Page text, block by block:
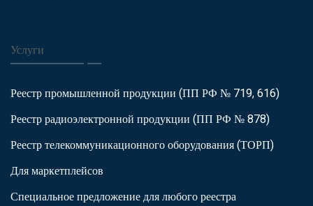
Услуги
Реестр промышленной продукции (ПП РФ № 719, 616)
Реестр радиоэлектронной продукции (ПП РФ № 878)
Реестр телекоммуникационного оборудования (ТОРП)
Для маркетплейсов
Специальное предложение для любого реестра